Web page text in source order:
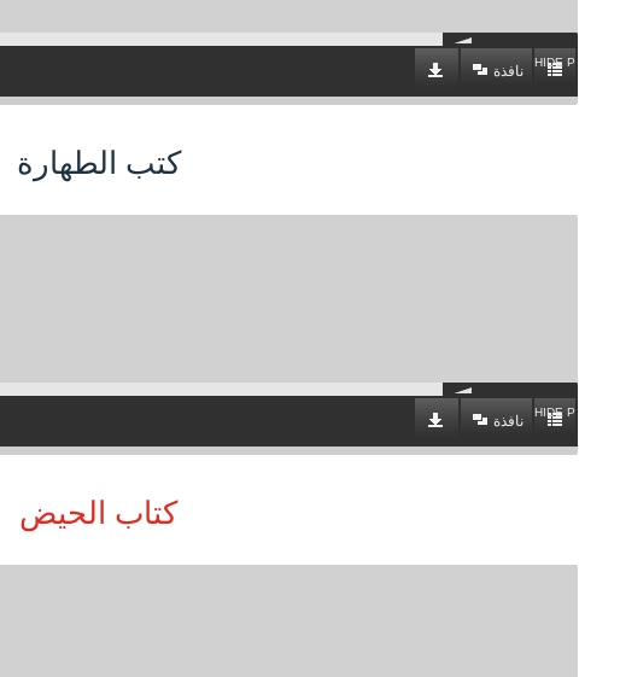
HIDE PLAYLIST
نافذة
كتب الطهارة
HIDE PLAYLIST
نافذة
كتاب الحيض